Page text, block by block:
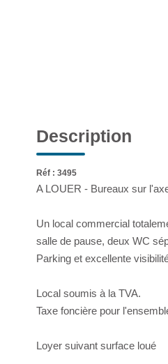
Description
Réf : 3495
A LOUER - Bureaux sur
Un local commercial
salle de pause, deux WC
Parking et excellente
Local soumis à la TVA.
Taxe foncière pour
Loyer suivant surface loué